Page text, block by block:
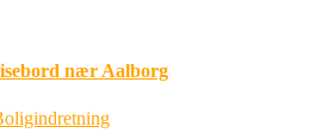
nær Aalborg